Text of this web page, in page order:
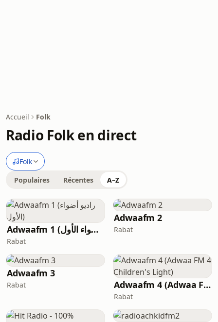
Accueil Folk
Radio Folk en direct
Folk
Populaires Récentes A–Z
Adwaafm 1 (راديو أضواء الأول)
Rabat
Adwaafm 2
Rabat
Adwaafm 3
Rabat Adwaafm 4 (Adwaa FM 4 Children's Light)
Rabat